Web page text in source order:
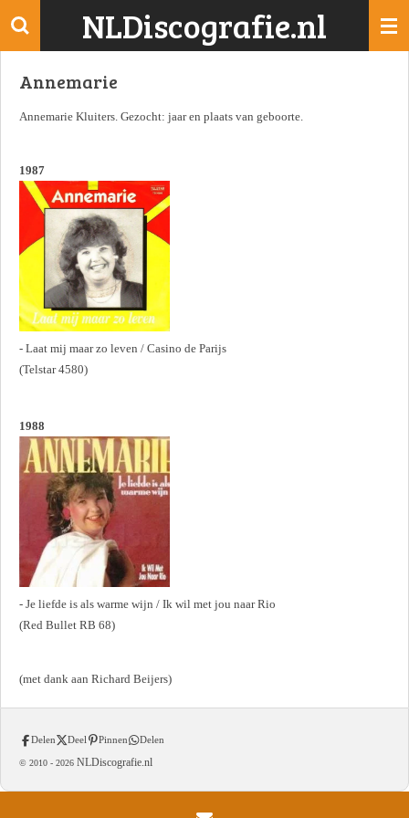
Ga
de
NLDiscografie.nl
Annemarie
Annemarie Kluiters. Gezocht: jaar en plaats van geboorte.
1987
- Laat mij maar zo leven / Casino de Parijs
(Telstar 4580)
1988
- Je liefde is als warme wijn / Ik wil met jou naar Rio
(Red Bullet RB 68)
(met dank aan Richard Beijers)
Delen Deel Pinnen Delen
© 2010 - 2026 NLDiscografie.nl